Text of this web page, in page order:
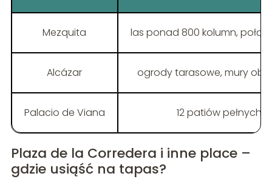
Mezquita las ponad 800 kolumn,
Alcázar ogrody tarasowe, mury
Palacio de Viana 12 patiów pełnych
Plaza de la Corredera i inne place –
gdzie usiąść na tapas?